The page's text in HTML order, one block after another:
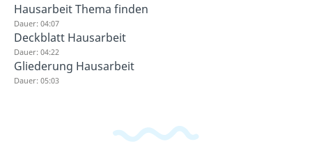
Hausarbeit Thema finden
Dauer: 04:07
Deckblatt Hausarbeit
Dauer: 04:22
Gliederung Hausarbeit
Dauer: 05:03